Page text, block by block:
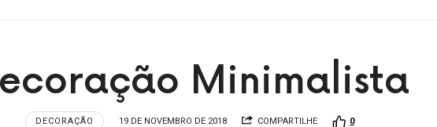
Minimalista
DECORAÇÃO 19 DE NOVEMBRO DE 2018 COMPARTILHE 0